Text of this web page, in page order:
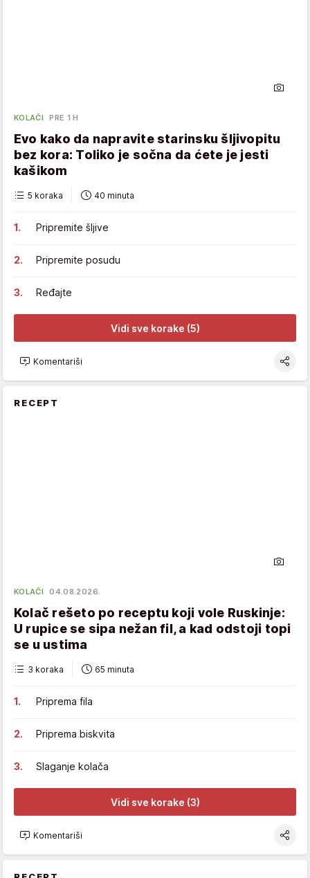
KOLAČI PRE 1 H
Evo kako da napravite starinsku šljivopitu
bez kora: Toliko je sočna da ćete je jesti
kašikom
5 koraka 40 minuta
Pripremite šljive
Pripremite posudu
Ređajte
Vidi sve korake (5)
Komentariši
RECEPT
KOLAČI 04.08.2026.
Kolač rešeto po receptu koji vole Ruskinje:
U rupice se sipa nežan fil, a kad odstoji topi
se u ustima
3 koraka 65 minuta
Priprema fila
Priprema biskvita
Slaganje kolača
Vidi sve korake (3)
Komentariši